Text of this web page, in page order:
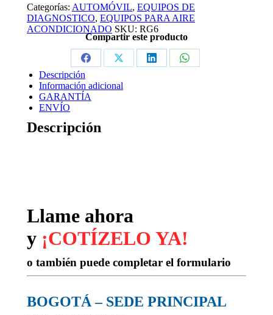
Categorías: AUTOMÓVIL, EQUIPOS DE
DIAGNOSTICO, EQUIPOS PARA AIRE
ACONDICIONADO SKU: RG6
Compartir este producto
Descripción
Información adicional
GARANTÍA
ENVÍO
Descripción
Llame ahora
y ¡COTÍZELO YA!
o también puede completar el formulario
BOGOTÁ – SEDE PRINCIPAL